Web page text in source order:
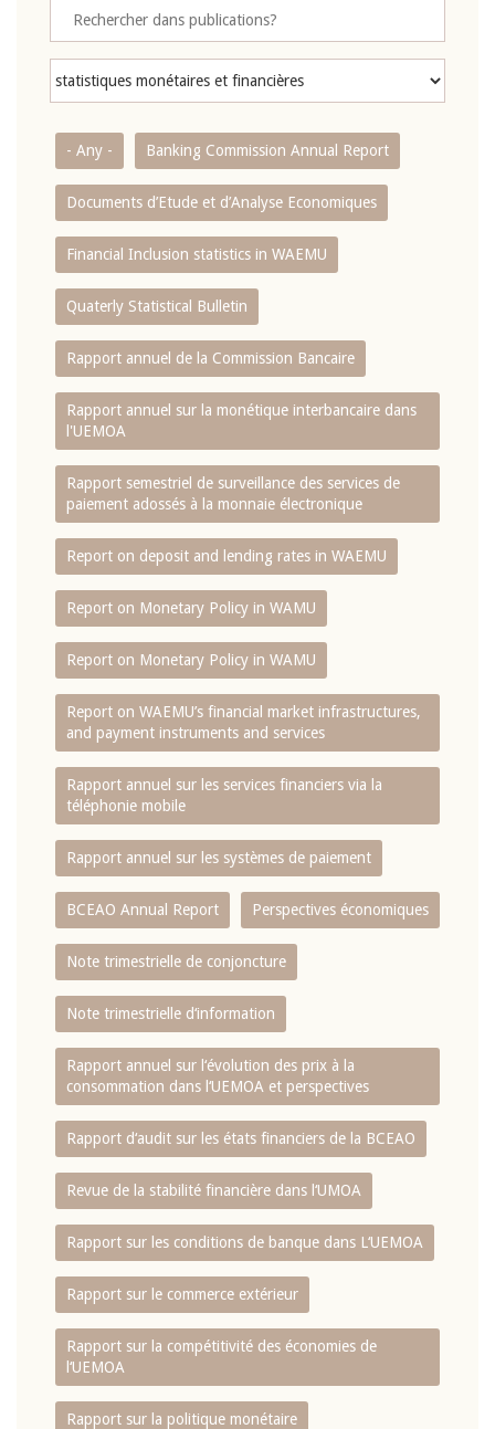
- Any - Banking Commission Annual Report
Documents d’Etude et d’Analyse Economiques
Financial Inclusion statistics in WAEMU
Quaterly Statistical Bulletin
Rapport annuel de la Commission Bancaire
Rapport annuel sur la monétique interbancaire dans
l'UEMOA
Rapport semestriel de surveillance des services de
paiement adossés à la monnaie électronique
Report on deposit and lending rates in WAEMU
Report on Monetary Policy in WAMU
Report on Monetary Policy in WAMU
Report on WAEMU’s financial market infrastructures,
and payment instruments and services
Rapport annuel sur les services financiers via la
téléphonie mobile
Rapport annuel sur les systèmes de paiement
BCEAO Annual Report Perspectives économiques
Note trimestrielle de conjoncture
Note trimestrielle d‘information
Rapport annuel sur l‘évolution des prix à la
consommation dans l‘UEMOA et perspectives
Rapport d‘audit sur les états financiers de la BCEAO
Revue de la stabilité financière dans l‘UMOA
Rapport sur les conditions de banque dans L‘UEMOA
Rapport sur le commerce extérieur
Rapport sur la compétitivité des économies de
l‘UEMOA
Rapport sur la politique monétaire